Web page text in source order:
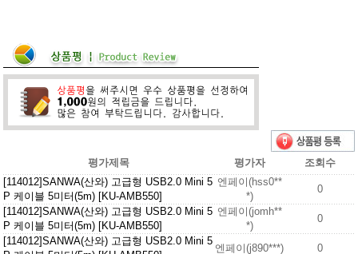
평가제목 평가자
조회수
[114012]SANWA(산와) 고급형 USB2.0 Mini 5
P 케이블 5미터(5m) [KU-AMB550]
엔페이(hss0**
*)
0
[114012]SANWA(산와) 고급형 USB2.0 Mini 5
P 케이블 5미터(5m) [KU-AMB550]
엔페이(jomh**
*)
0
[114012]SANWA(산와) 고급형 USB2.0 Mini 5
엔페이(j890***)
0